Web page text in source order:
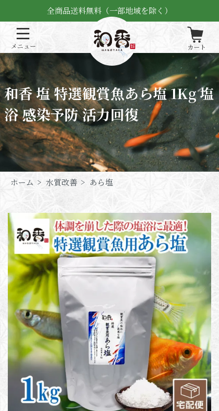
全商品送料無料（一部地域を除く）
和香 塩 特選観賞魚あら塩 1Kg 塩
浴 感染予防 活力回復
ホーム > 水質改善 > あら塩